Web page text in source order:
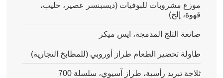
موزع مشروبات للبوفيات (ديسبنسر عصير، حليب،
قهوة، إلخ)
صانعة الثلج المدمجة، ايس ميكر
طاولة تحضير الطعام طراز أوروبي (للمطابخ التجارية)
ثلاجة تبريد رأسية، طراز آسيوي، سلسلة 700